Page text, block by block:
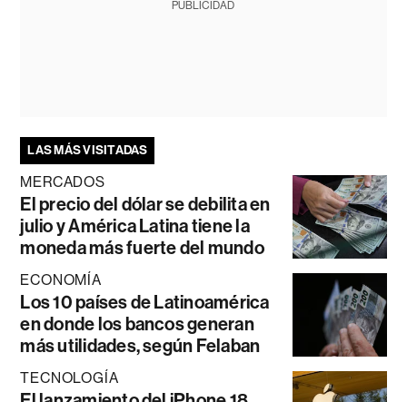
PUBLICIDAD
LAS MÁS VISITADAS
MERCADOS
El precio del dólar se debilita en
julio y América Latina tiene la
moneda más fuerte del mundo
ECONOMÍA
Los 10 países de Latinoamérica
en donde los bancos generan
más utilidades, según Felaban
TECNOLOGÍA